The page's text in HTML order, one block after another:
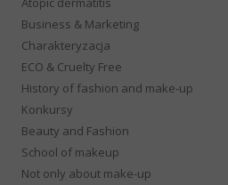
Business & Marketing
Charakteryzacja
ECO & Cruelty Free
History of fashion and make-up
Konkursy
Beauty and Fashion
School of makeup
Not only about make-up